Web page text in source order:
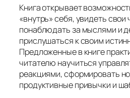
Книга открывает
«внутрь» себя, увидеть
понаблюдать за мыслями и
прислушаться к своим
Предложенные в книге
читателю научиться
реакциями, сформировать
продуктивные привычки и